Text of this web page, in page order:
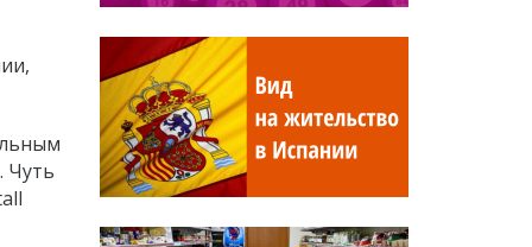
Чуть